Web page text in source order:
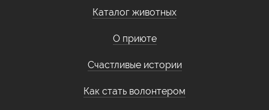
Каталог животных
О приюте
Счастливые истории
Как стать волонтером